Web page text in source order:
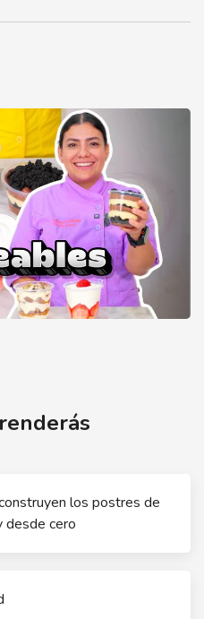
los postres de
desde cero